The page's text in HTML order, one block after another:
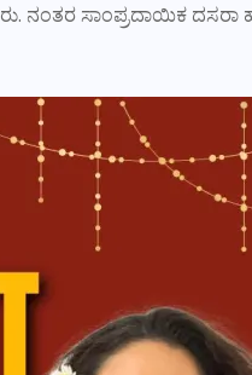
ನಂತರ ಸಾಂಪ್ರದಾಯಿಕ